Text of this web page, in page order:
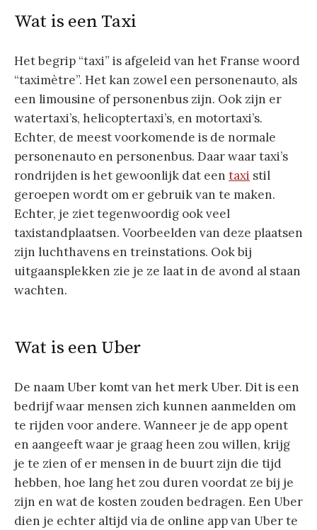
Wat is een Taxi
Het begrip “taxi” is afgeleid van het Franse woord
“taximètre”. Het kan zowel een personenauto, als
een limousine of personenbus zijn. Ook zijn er
watertaxi’s, helicoptertaxi’s, en motortaxi’s.
Echter, de meest voorkomende is de normale
personenauto en personenbus. Daar waar taxi’s
rondrijden is het gewoonlijk dat een taxi stil
geroepen wordt om er gebruik van te maken.
Echter, je ziet tegenwoordig ook veel
taxistandplaatsen. Voorbeelden van deze plaatsen
zijn luchthavens en treinstations. Ook bij
uitgaansplekken zie je ze laat in de avond al staan
wachten.
Wat is een Uber
De naam Uber komt van het merk Uber. Dit is een
bedrijf waar mensen zich kunnen aanmelden om
te rijden voor andere. Wanneer je de app opent
en aangeeft waar je graag heen zou willen, krijg
je te zien of er mensen in de buurt zijn die tijd
hebben, hoe lang het zou duren voordat ze bij je
zijn en wat de kosten zouden bedragen. Een Uber
dien je echter altijd via de online app van Uber te